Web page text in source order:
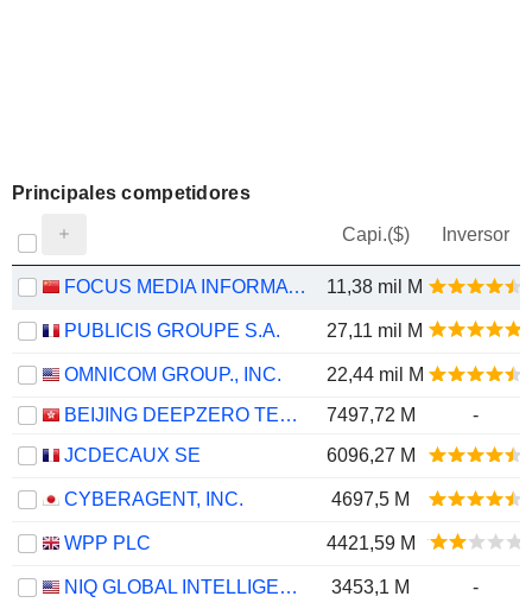
Principales competidores
Capi.($) Inversor
FOCUS MEDIA INFORMATION TECHNOLOGY CO., LTD. 11,38 mil M
PUBLICIS GROUPE S.A. 27,11 mil M
OMNICOM GROUP., INC.
22,44 mil M
BEIJING DEEPZERO TECHNOLOGY CO., LTD.
7497,72 M
-
JCDECAUX SE
6096,27 M
CYBERAGENT, INC. 4697,5 M
WPP PLC 4421,59 M
NIQ GLOBAL INTELLIGENCE PLC 3453,1 M -